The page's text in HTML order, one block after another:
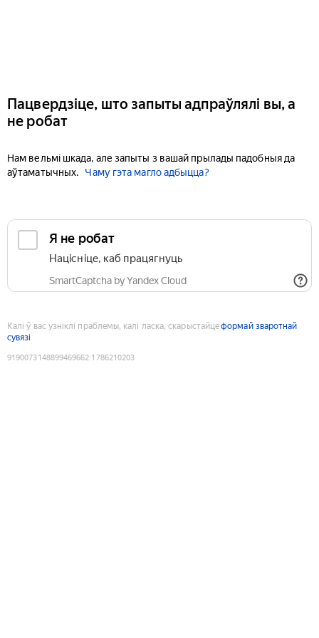
Пацвердзіце, што запыты адпраўлялі вы, а
не робат
Нам вельмі шкада, але запыты з вашай прылады падобныя да
аўтаматычных.
Чаму гэта магло адбыцца?
Я не робат
Націсніце, каб працягнуць
SmartCaptcha by Yandex Cloud
Калі ў вас узніклі праблемы, калі ласка, скарыстайцеформай зваротнай
сувязі
9190073148899469662:1786210203